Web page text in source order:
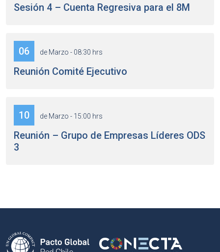
Sesión 4 – Cuenta Regresiva para el 8M
06 de Marzo - 08:30 hrs
Reunión Comité Ejecutivo
10 de Marzo - 15:00 hrs
Reunión – Grupo de Empresas Líderes ODS
3